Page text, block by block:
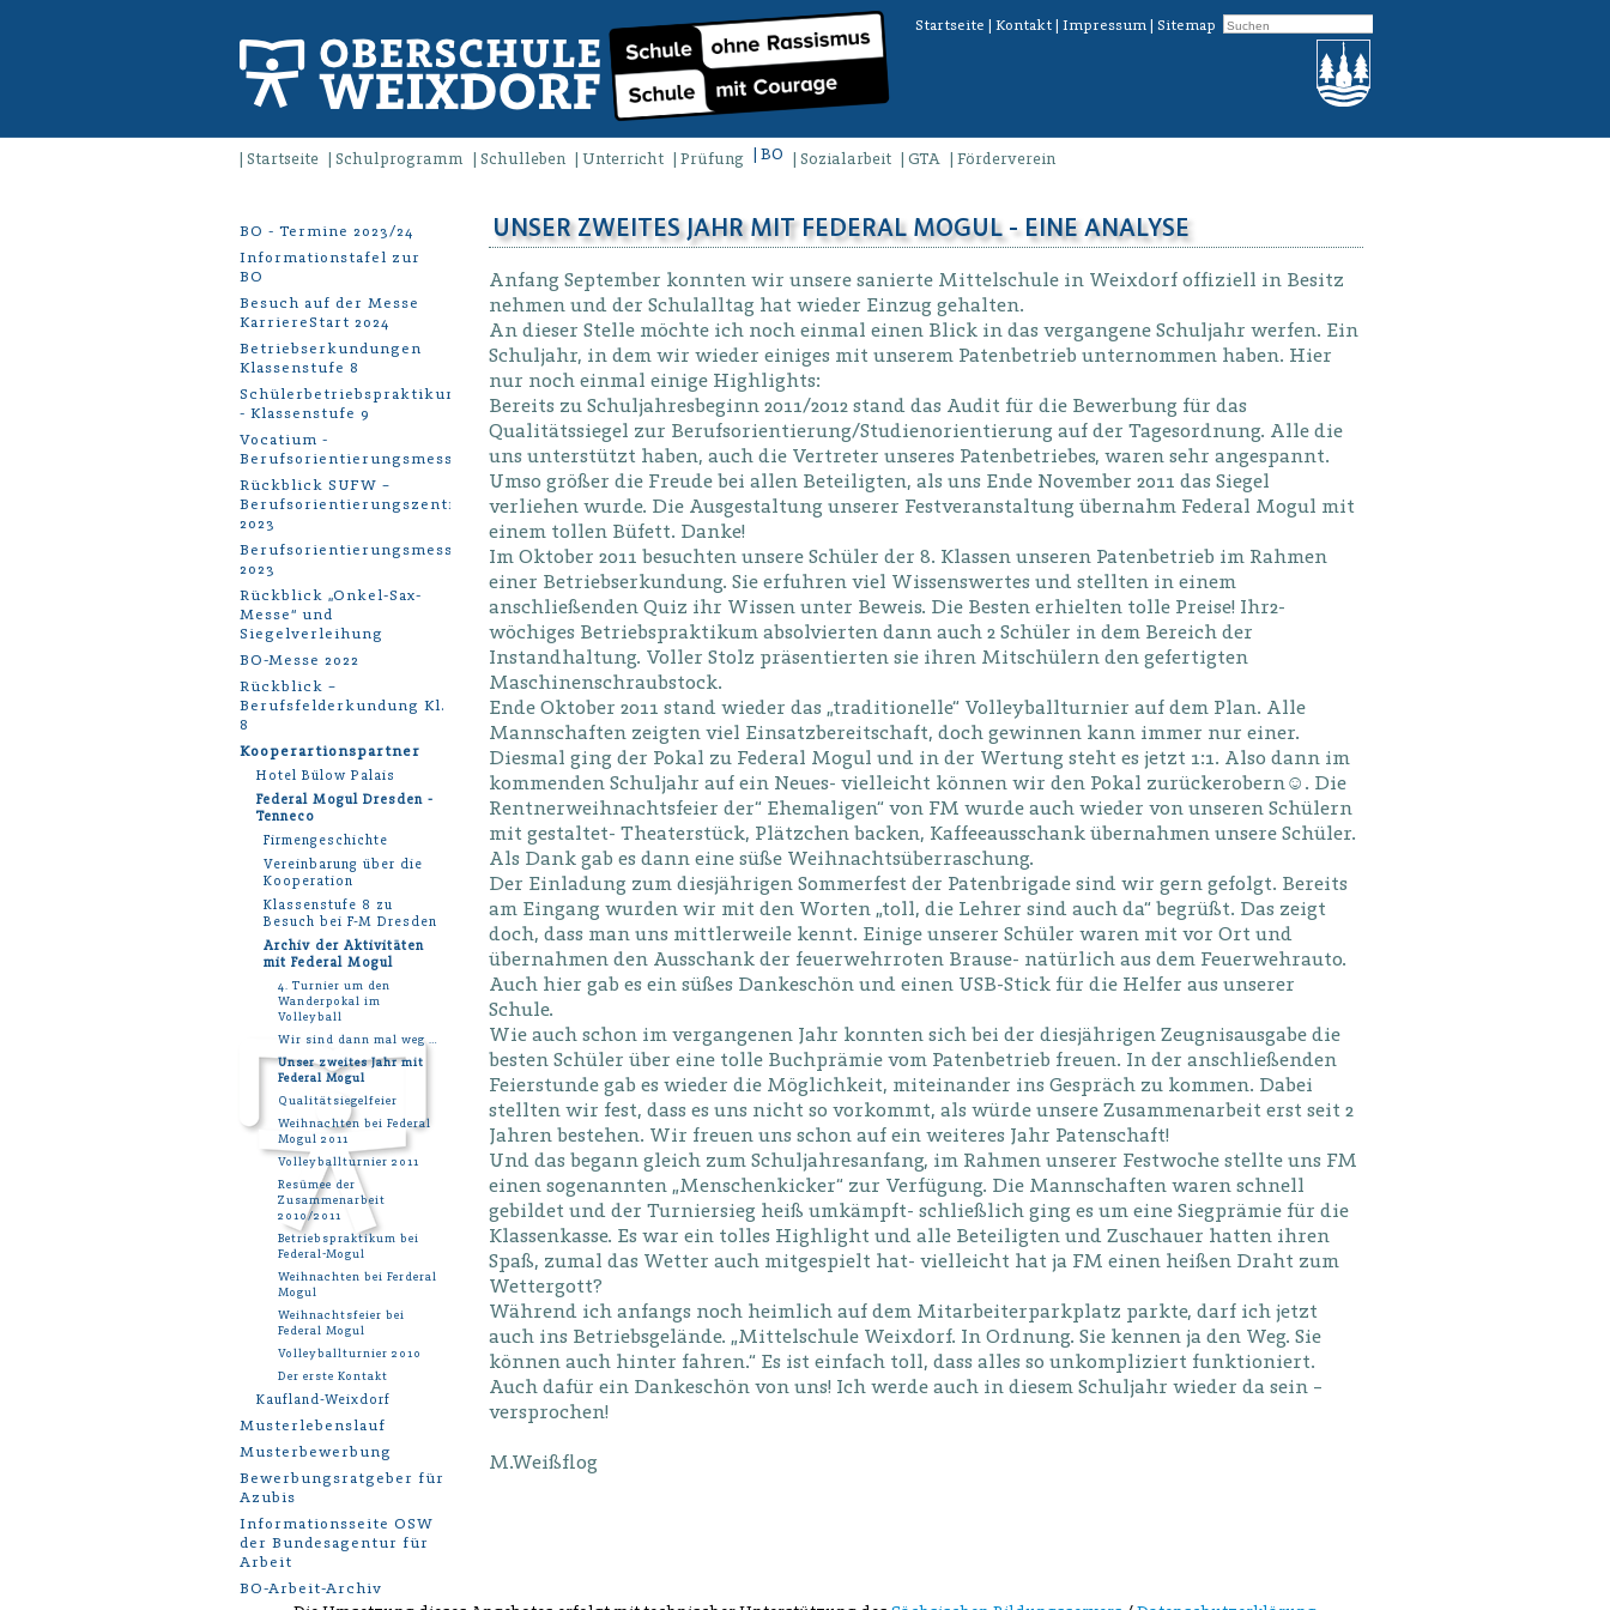
Startseite | Kontakt | Impressum | Sitemap
Startseite Schulprogramm Schulleben Unterricht Prüfung BO Sozialarbeit GTA Förderverein
UNSER ZWEITES JAHR MIT FEDERAL MOGUL - EINE ANALYSE
Anfang September konnten wir unsere sanierte Mittelschule in Weixdorf offiziell in Besitz
nehmen und der Schulalltag hat wieder Einzug gehalten.
An dieser Stelle möchte ich noch einmal einen Blick in das vergangene Schuljahr werfen. Ein
Schuljahr, in dem wir wieder einiges mit unserem Patenbetrieb unternommen haben. Hier
nur noch einmal einige Highlights:
Bereits zu Schuljahresbeginn 2011/2012 stand das Audit für die Bewerbung für das
Qualitätssiegel zur Berufsorientierung/Studienorientierung auf der Tagesordnung. Alle die
uns unterstützt haben, auch die Vertreter unseres Patenbetriebes, waren sehr angespannt.
Umso größer die Freude bei allen Beteiligten, als uns Ende November 2011 das Siegel
verliehen wurde. Die Ausgestaltung unserer Festveranstaltung übernahm Federal Mogul mit
einem tollen Büfett. Danke!
Im Oktober 2011 besuchten unsere Schüler der 8. Klassen unseren Patenbetrieb im Rahmen
einer Betriebserkundung. Sie erfuhren viel Wissenswertes und stellten in einem
anschließenden Quiz ihr Wissen unter Beweis. Die Besten erhielten tolle Preise! Ihr2-
wöchiges Betriebspraktikum absolvierten dann auch 2 Schüler in dem Bereich der
Instandhaltung. Voller Stolz präsentierten sie ihren Mitschülern den gefertigten
Maschinenschraubstock.
Ende Oktober 2011 stand wieder das „traditionelle“ Volleyballturnier auf dem Plan. Alle
Mannschaften zeigten viel Einsatzbereitschaft, doch gewinnen kann immer nur einer.
Diesmal ging der Pokal zu Federal Mogul und in der Wertung steht es jetzt 1:1. Also dann im
kommenden Schuljahr auf ein Neues- vielleicht können wir den Pokal zurückerobern☺. Die
Rentnerweihnachtsfeier der“ Ehemaligen“ von FM wurde auch wieder von unseren Schülern
mit gestaltet- Theaterstück, Plätzchen backen, Kaffeeausschank übernahmen unsere Schüler.
Als Dank gab es dann eine süße Weihnachtsüberraschung.
Der Einladung zum diesjährigen Sommerfest der Patenbrigade sind wir gern gefolgt. Bereits
am Eingang wurden wir mit den Worten „toll, die Lehrer sind auch da“ begrüßt. Das zeigt
doch, dass man uns mittlerweile kennt. Einige unserer Schüler waren mit vor Ort und
übernahmen den Ausschank der feuerwehrroten Brause- natürlich aus dem Feuerwehrauto.
Auch hier gab es ein süßes Dankeschön und einen USB-Stick für die Helfer aus unserer
Schule.
Wie auch schon im vergangenen Jahr konnten sich bei der diesjährigen Zeugnisausgabe die
besten Schüler über eine tolle Buchprämie vom Patenbetrieb freuen. In der anschließenden
Feierstunde gab es wieder die Möglichkeit, miteinander ins Gespräch zu kommen. Dabei
stellten wir fest, dass es uns nicht so vorkommt, als würde unsere Zusammenarbeit erst seit 2
Jahren bestehen. Wir freuen uns schon auf ein weiteres Jahr Patenschaft!
Und das begann gleich zum Schuljahresanfang, im Rahmen unserer Festwoche stellte uns FM
einen sogenannten „Menschenkicker“ zur Verfügung. Die Mannschaften waren schnell
gebildet und der Turniersieg heiß umkämpft- schließlich ging es um eine Siegprämie für die
Klassenkasse. Es war ein tolles Highlight und alle Beteiligten und Zuschauer hatten ihren
Spaß, zumal das Wetter auch mitgespielt hat- vielleicht hat ja FM einen heißen Draht zum
Wettergott?
Während ich anfangs noch heimlich auf dem Mitarbeiterparkplatz parkte, darf ich jetzt
auch ins Betriebsgelände. „Mittelschule Weixdorf. In Ordnung. Sie kennen ja den Weg. Sie
können auch hinter fahren.“ Es ist einfach toll, dass alles so unkompliziert funktioniert.
Auch dafür ein Dankeschön von uns! Ich werde auch in diesem Schuljahr wieder da sein –
versprochen!
M.Weißflog
BO - Termine 2023/24
Informationstafel zur
BO
Besuch auf der Messe
KarriereStart 2024
Betriebserkundungen
Klassenstufe 8
Schülerbetriebspraktikum
- Klassenstufe 9
Vocatium -
Berufsorientierungsmesse
Rückblick SUFW –
Berufsorientierungszentrum
2023
Berufsorientierungsmesse
2023
Rückblick „Onkel-Sax-
Messe“ und
Siegelverleihung
BO-Messe 2022
Rückblick –
Berufsfelderkundung Kl.
8
Kooperartionspartner
Hotel Bülow Palais
Federal Mogul Dresden -
Tenneco
Firmengeschichte
Vereinbarung über die
Kooperation
Klassenstufe 8 zu
Besuch bei F-M Dresden
Archiv der Aktivitäten
mit Federal Mogul
4. Turnier um den
Wanderpokal im
Volleyball
Wir sind dann mal weg …
Unser zweites Jahr mit
Federal Mogul
Qualitätsiegelfeier
Weihnachten bei Federal
Mogul 2011
Volleyballturnier 2011
Resümee der
Zusammenarbeit
2010/2011
Betriebspraktikum bei
Federal-Mogul
Weihnachten bei Ferderal
Mogul
Weihnachtsfeier bei
Federal Mogul
Volleyballturnier 2010
Der erste Kontakt
Kaufland-Weixdorf
Musterlebenslauf
Musterbewerbung
Bewerbungsratgeber für
Azubis
Informationsseite OSW
der Bundesagentur für
Arbeit
BO-Arbeit-Archiv